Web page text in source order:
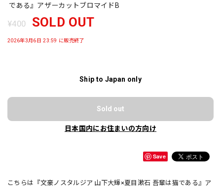
である』アザーカットブロマイドB
¥400 SOLD OUT
2026年3月6日 23:59 に販売終了
Ship to Japan only
Sold out
日本国内にお住まいの方向け
Save
こちらは『文豪ノスタルジア 山下大輝×夏目漱石 吾輩は猫である』ア